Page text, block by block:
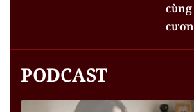
PODCAST